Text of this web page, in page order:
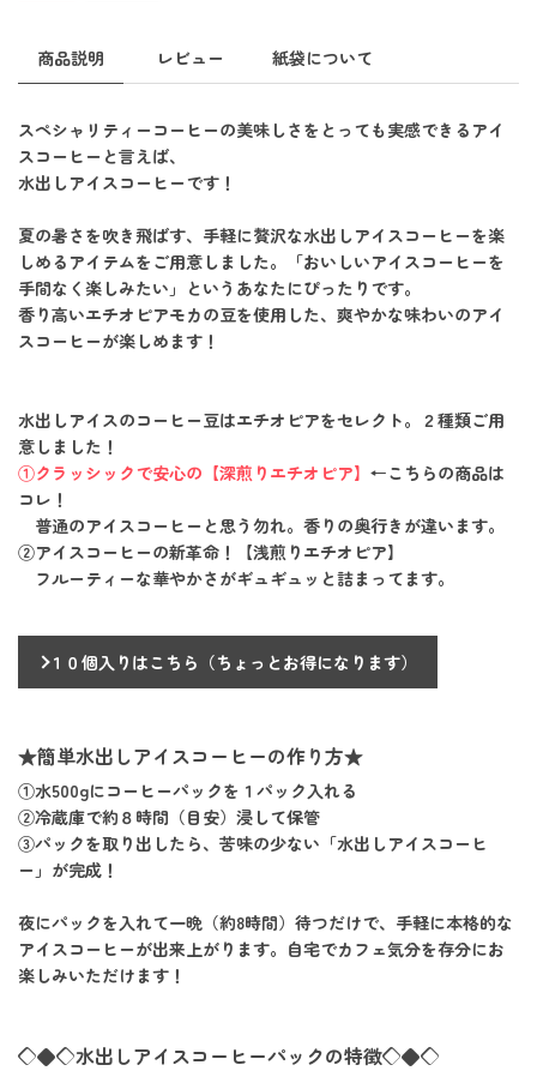
商品説明 レビュー 紙袋について
スペシャリティーコーヒーの美味しさをとっても実感できるアイ
スコーヒーと言えば、
水出しアイスコーヒーです！
夏の暑さを吹き飛ばす、手軽に贅沢な水出しアイスコーヒーを楽
しめるアイテムをご用意しました。「おいしいアイスコーヒーを
手間なく楽しみたい」というあなたにぴったりです。
香り高いエチオピアモカの豆を使用した、爽やかな味わいのアイ
スコーヒーが楽しめます！
水出しアイスのコーヒー豆はエチオピアをセレクト。２種類ご用
意しました！
①クラッシックで安心の【深煎りエチオピア】 ←こちらの商品は
コレ！
普通のアイスコーヒーと思う勿れ。香りの奥行きが違います。
②アイスコーヒーの新革命！【浅煎りエチオピア】
フルーティーな華やかさがギュギュッと詰まってます。
１０個入りはこちら（ちょっとお得になります）
★簡単水出しアイスコーヒーの作り方★
①水500gにコーヒーパックを１パック入れる
②冷蔵庫で約８時間（目安）浸して保管
③パックを取り出したら、苦味の少ない「水出しアイスコーヒ
ー」が完成！
夜にパックを入れて一晩（約8時間）待つだけで、手軽に本格的な
アイスコーヒーが出来上がります。自宅でカフェ気分を存分にお
楽しみいただけます！
◇◆◇水出しアイスコーヒーパックの特徴◇◆◇